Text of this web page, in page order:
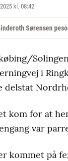
kl. 08:42
Sørensen
i
delstat
kom for at
var
kommet på